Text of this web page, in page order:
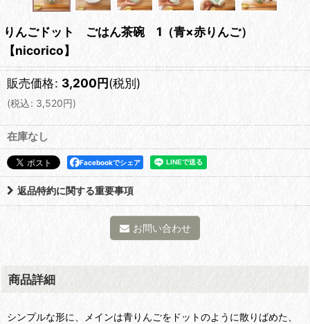
りんごドット ごはん茶碗 1（青×赤りんご）
【nicorico】
販売価格: 3,200円(税別)
(税込: 3,520円)
在庫なし
Facebookでシェア
返品特約に関する重要事項
お問い合わせ
商品詳細
シンプルな形に、メインは青りんごをドットのように散りばめた、